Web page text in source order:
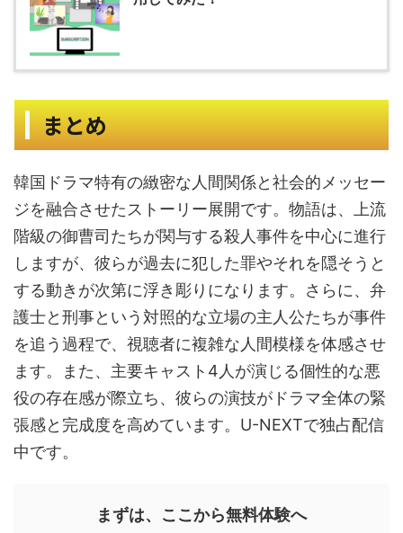
まとめ
韓国ドラマ特有の緻密な人間関係と社会的メッセー
ジを融合させたストーリー展開です。物語は、上流
階級の御曹司たちが関与する殺人事件を中心に進行
しますが、彼らが過去に犯した罪やそれを隠そうと
する動きが次第に浮き彫りになります。さらに、弁
護士と刑事という対照的な立場の主人公たちが事件
を追う過程で、視聴者に複雑な人間模様を体感させ
ます。また、主要キャスト4人が演じる個性的な悪
役の存在感が際立ち、彼らの演技がドラマ全体の緊
張感と完成度を高めています。U-NEXTで独占配信
中です。
まずは、ここから無料体験へ